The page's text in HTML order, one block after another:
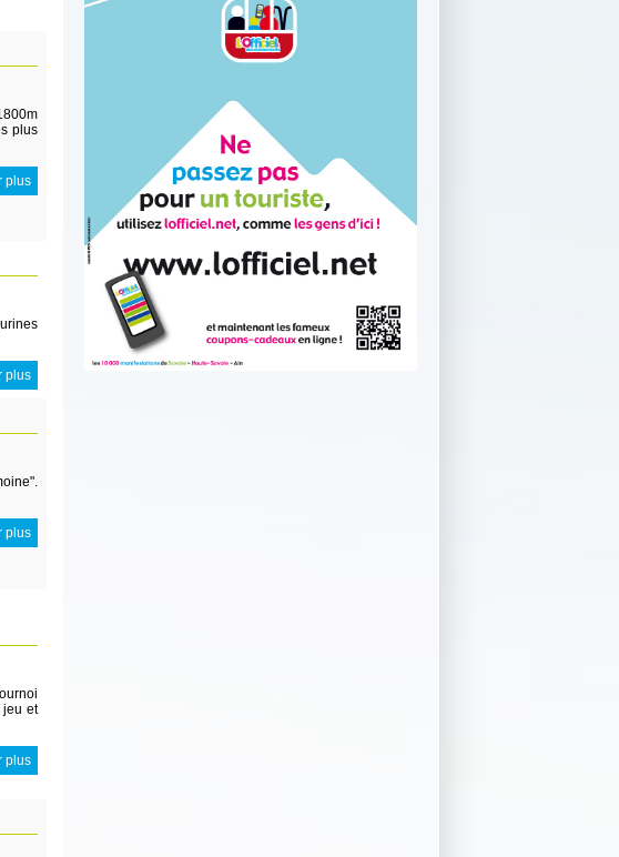
plus
plus
plus
plus
jeu et
plus